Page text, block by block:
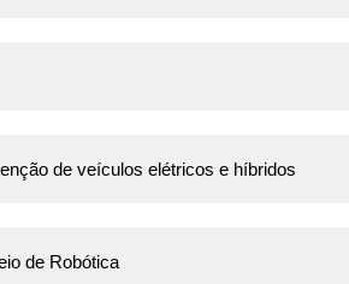
de veículos elétricos e híbridos
de Robótica